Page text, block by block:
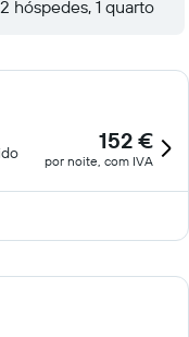
2 hóspedes, 1 quarto
152 €
por noite, com IVA